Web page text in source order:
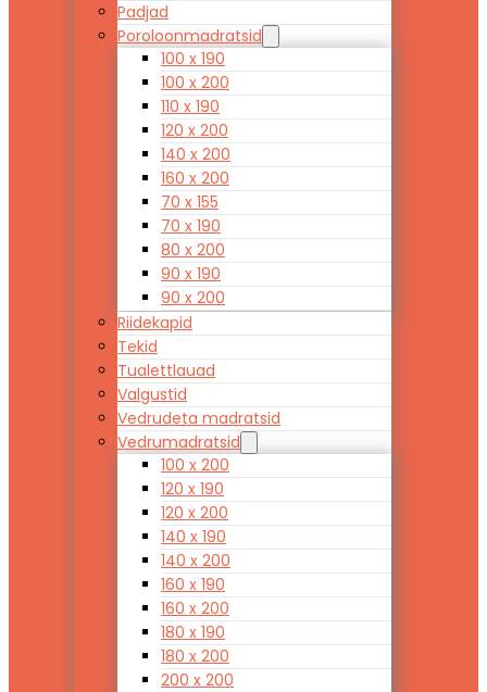
Padjad
Poroloonmadratsid
100 x 190
100 x 200
110 x 190
120 x 200
140 x 200
160 x 200
70 x 155
70 x 190
80 x 200
90 x 190
90 x 200
Riidekapid
Tekid
Tualettlauad
Valgustid
Vedrudeta madratsid
Vedrumadratsid
100 x 200
120 x 190
120 x 200
140 x 190
140 x 200
160 x 190
160 x 200
180 x 190
180 x 200
200 x 200